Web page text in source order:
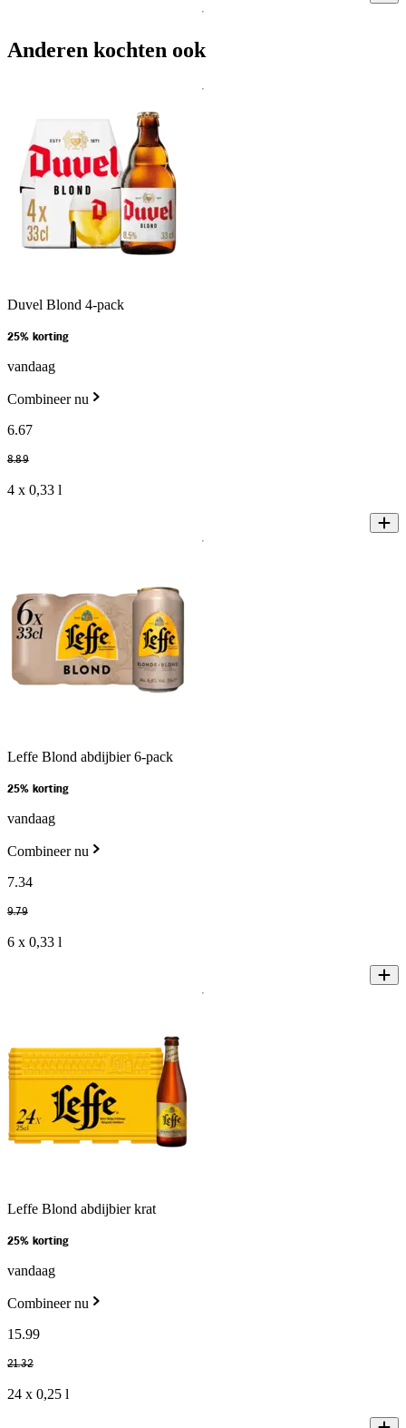
Anderen kochten ook
Duvel Blond 4-pack
25% korting
vandaag
Combineer nu
6.67
8.89
4 x 0,33 l
Leffe Blond abdijbier 6-pack
25% korting
vandaag
Combineer nu
7.34
9.79
6 x 0,33 l
Leffe Blond abdijbier krat
25% korting
vandaag
Combineer nu
15.99
21.32
24 x 0,25 l